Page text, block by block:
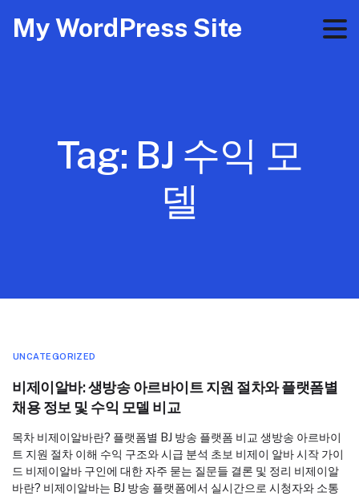
My WordPress Site
Tag: BJ 수익 모
델
UNCATEGORIZED
비제이알바: 생방송 아르바이트 지원 절차와 플랫폼별
채용 정보 및 수익 모델 비교
목차 비제이알바란? 플랫폼별 BJ 방송 플랫폼 비교 생방송 아르바이
트 지원 절차 이해 수익 구조와 시급 분석 초보 비제이 알바 시작 가이
드 비제이알바 구인에 대한 자주 묻는 질문들 결론 및 정리 비제이알
바란? 비제이알바는 BJ 방송 플랫폼에서 실시간으로 시청자와 소통